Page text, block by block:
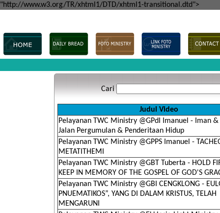
"http://www.w3.org/TR/xhtml1/DTD/xhtml1-transitional.dtd">
Cari
Judul Video
Pelayanan TWC Ministry @GPdI Imanuel - Iman
Jalan Pergumulan & Penderitaan Hidup
Pelayanan TWC Ministry @GPPS Imanuel -
METATITHEMI
Pelayanan TWC Ministry @GBT Tuberta - HOLD
KEEP IN MEMORY OF THE GOSPEL OF GOD'S
Pelayanan TWC Ministry @GBI CENGKLONG -
PNUEMATIKOS”, YANG DI DALAM KRISTUS, TELAH
MENGARUNI